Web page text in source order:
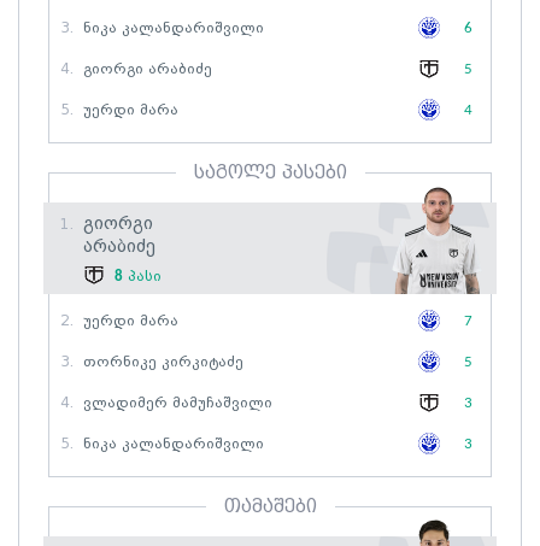
3. Ნიკა Კალანდარიშვილი 6
4. Გიორგი Არაბიძე 5
5. Უერდი Მარა 4
საგოლე პასები
1.
Გიორგი
Არაბიძე
8 პასი
2. Უერდი Მარა 7
3. Თორნიკე Კირკიტაძე 5
4. Ვლადიმერ Მამუჩაშვილი 3
5. Ნიკა Კალანდარიშვილი 3
თამაშები